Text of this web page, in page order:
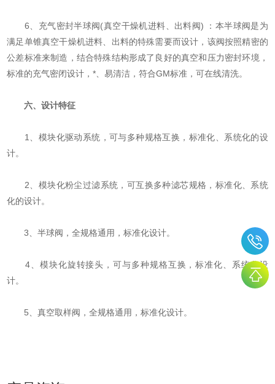
6、充气密封半球阀(真空干燥机进料、出料阀) ：本半球阀是为
满足单锥真空干燥机进料、出料的特殊需要而设计，该阀按照精密的
公差标准来制造，结合特殊结构形成了良好的真空和压力密封环境，
标准的充气密闭设计，*、易清洁，符合GM标准，可在线清洗。
六、设计特征
1、模块化驱动系统，可与多种规格互换，标准化、系统化的设
计。
2、模块化粉尘过滤系统，可互换多种滤芯规格，标准化、系统
化的设计。
3、半球阀，全规格通用，标准化设计。
4、模块化旋转接头，可与多种规格互换，标准化、系统化设
计。
5、真空取样阀，全规格通用，标准化设计。